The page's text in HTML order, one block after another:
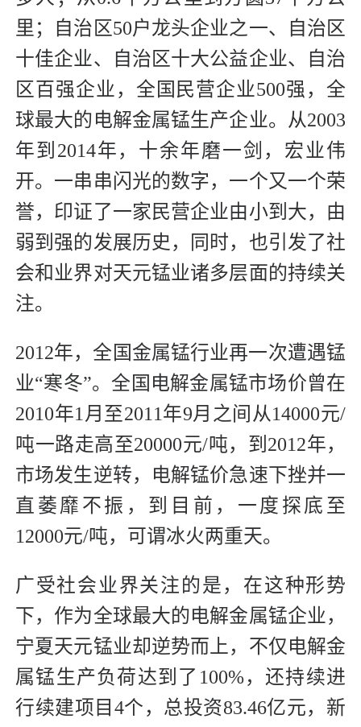
里；自治区50户龙头企业之一、自治区
十佳企业、自治区十大公益企业、自治
区百强企业，全国民营企业500强，全
球最大的电解金属锰生产企业。从2003
年到2014年，十余年磨一剑，宏业伟
开。一串串闪光的数字，一个又一个荣
誉，印证了一家民营企业由小到大，由
弱到强的发展历史，同时，也引发了社
会和业界对天元锰业诸多层面的持续关
注。
2012年，全国金属锰行业再一次遭遇锰
业“寒冬”。全国电解金属锰市场价曾在
2010年1月至2011年9月之间从14000元/
吨一路走高至20000元/吨，到2012年，
市场发生逆转，电解锰价急速下挫并一
直萎靡不振，到目前，一度探底至
12000元/吨，可谓冰火两重天。
广受社会业界关注的是，在这种形势
下，作为全球最大的电解金属锰企业，
宁夏天元锰业却逆势而上，不仅电解金
属锰生产负荷达到了100%，还持续进
行续建项目4个，总投资83.46亿元，新